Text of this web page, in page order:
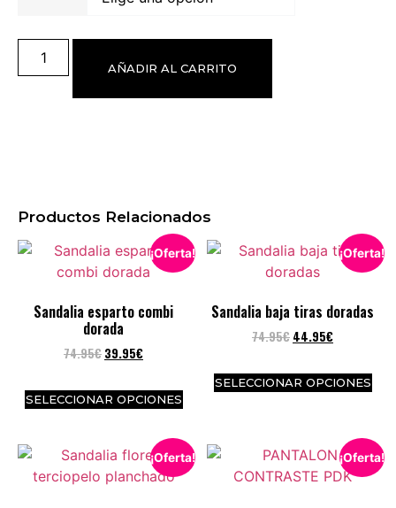
AÑADIR AL CARRITO
Productos Relacionados
¡Oferta!
Sandalia esparto combi
dorada
74.95€ 39.95€
SELECCIONAR OPCIONES
¡Oferta!
Sandalia baja tiras doradas
74.95€ 44.95€
SELECCIONAR OPCIONES
¡Oferta! ¡Oferta!